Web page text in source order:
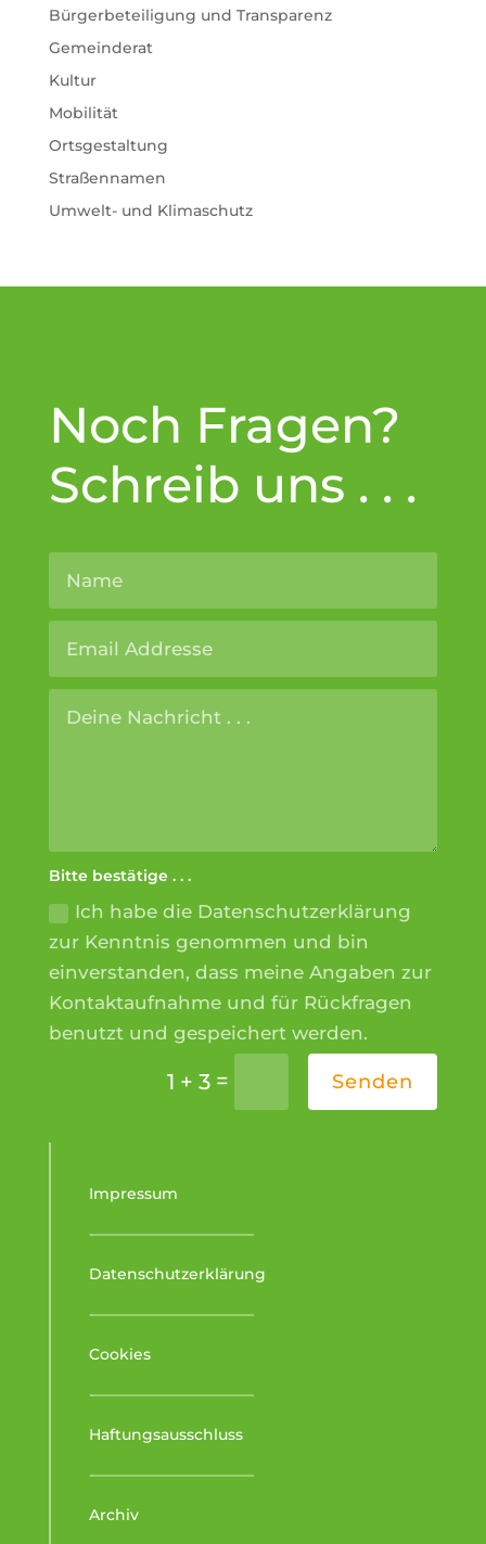
Bürgerbeteiligung und Transparenz
Gemeinderat
Kultur
Mobilität
Ortsgestaltung
Straßennamen
Umwelt- und Klimaschutz
Noch Fragen?
Schreib uns . . .
Bitte bestätige . . .
Ich habe die Datenschutzerklärung
zur Kenntnis genommen und bin
einverstanden, dass meine Angaben zur
Kontaktaufnahme und für Rückfragen
benutzt und gespeichert werden.
1 + 3 = Senden
Impressum
-–––––––––––––––––––––
Datenschutzerklärung
-–––––––––––––––––––––
Cookies
-–––––––––––––––––––––
Haftungsausschluss
-–––––––––––––––––––––
Archiv